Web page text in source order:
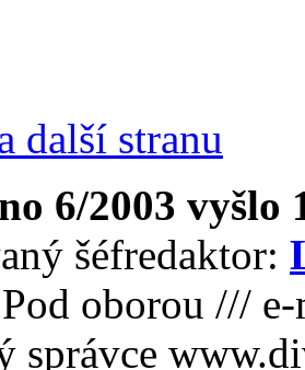
další stranu
6/2003 vyšlo
šéfredaktor:
oborou ///
správce